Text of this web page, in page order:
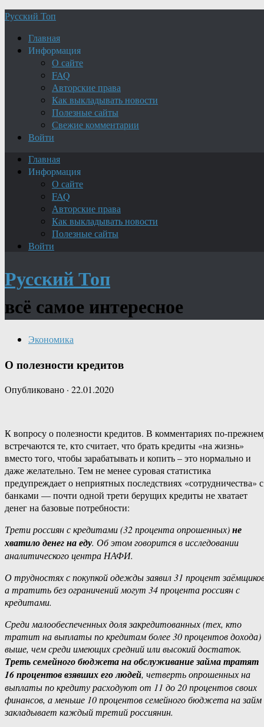
Русский Топ
Главная
Информация
О сайте
FAQ
Авторские права
Как выкладывать новости
Полезные сайты
Свежие комментарии
Войти
Главная
Информация
О сайте
FAQ
Авторские права
Как выкладывать новости
Полезные сайты
Войти
Русский Топ
всё самое интересное
Экономика
О полезности кредитов
Опубликовано · 22.01.2020
К вопросу о полезности кредитов. В комментариях по-
встречаются те, кто считает, что брать кредиты «на жизнь»
вместо того, чтобы зарабатывать и копить – это нормально и
даже желательно. Тем не менее суровая статистика
предупреждает о неприятных последствиях «сотрудничества» с
банками — почти одной трети берущих кредиты не хватает
денег на базовые потребности:
Трети россиян с кредитами (32 процента опрошенных)не
хватило денег на еду. Об этом говорится в исследовании
аналитического центра НАФИ.
О трудностях с покупкой одежды заявил 31 процент
а тратить без ограничений могут 34 процента россиян с
кредитами.
Среди малообеспеченных доля закредитованных (тех, кто
тратит на выплаты по кредитам более 30 процентов дохода)
выше, чем среди имеющих средний или высокий достаток.
Треть семейного бюджета на обслуживание займа тратят
16 процентов взявших его людей, четверть опрошенных на
выплаты по кредиту расходуют от 11 до 20 процентов своих
финансов, а меньше 10 процентов семейного бюджета на займ
закладывает каждый третий россиянин.